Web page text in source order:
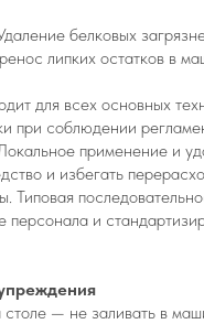
белковых
липких остатков в
для всех основных
при соблюдении
применение и
и избегать
Типовая
и
столе — не заливать в